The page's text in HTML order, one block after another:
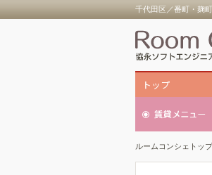
千代田区／番町・麹
トップ
ルームコンシェトッ